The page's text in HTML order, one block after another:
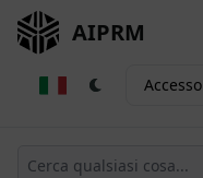
AIPRM
Accesso